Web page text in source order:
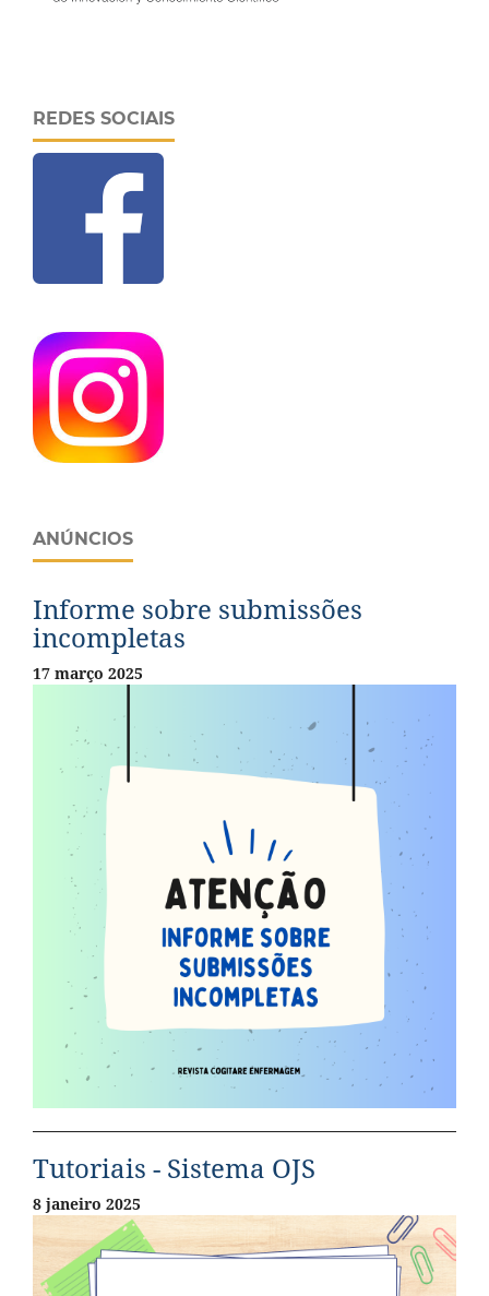
REDES SOCIAIS
ANÚNCIOS
Informe sobre submissões
incompletas
17 março 2025
Tutoriais - Sistema OJS
8 janeiro 2025